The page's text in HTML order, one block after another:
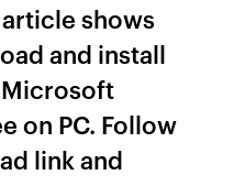
shows
and install
on PC. Follow
link and